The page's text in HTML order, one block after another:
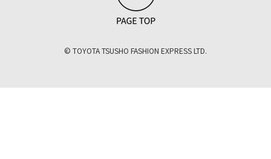
© TOYOTA TSUSHO FASHION EXPRESS LTD.